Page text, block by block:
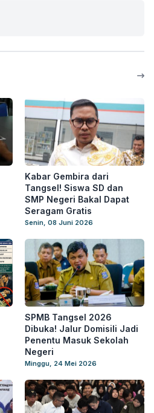
Kabar Gembira dari
Tangsel! Siswa SD dan
SMP Negeri Bakal Dapat
Seragam Gratis
Senin, 08 Juni 2026
SPMB Tangsel 2026
Dibuka! Jalur Domisili Jadi
Penentu Masuk Sekolah
Negeri
Minggu, 24 Mei 2026